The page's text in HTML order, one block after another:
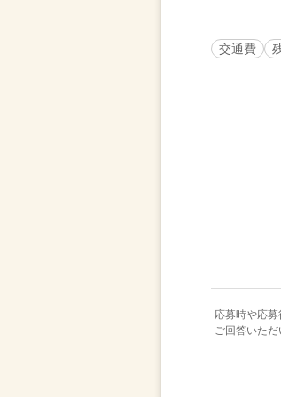
交通費
応募時や応
ご回答いた